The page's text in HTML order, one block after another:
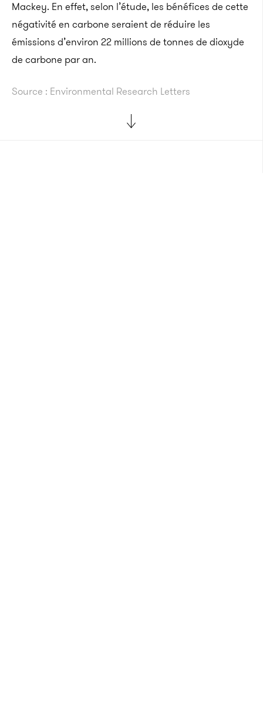
Mackey. En effet, selon l’étude, les bénéfices de cette
négativité en carbone seraient de réduire les
émissions d’environ 22 millions de tonnes de dioxyde
de carbone par an.
Source : Environmental Research Letters